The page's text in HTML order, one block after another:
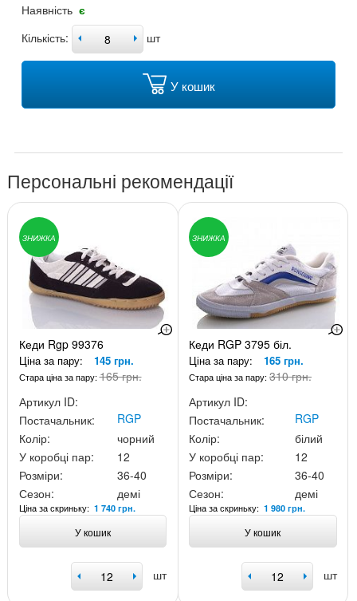
Наявність є
Кількість:
шт
У кошик
Персональні рекомендації
ЗНИЖКА
Кеди Rgp 99376
Ціна за пару: 145 грн.
Стара ціна за пару:165 грн.
Артикул ID:
Постачальник:
RGP
Колір:
чорний
У коробці пар:
12
Розміри:
36-40
Сезон:
демі
Ціна за скриньку: 1 740 грн.
У кошик
шт
ЗНИЖКА
Кеди RGP 3795 біл.
Ціна за пару: 165 грн.
Стара ціна за пару:310 грн.
Артикул ID:
Постачальник:
RGP
Колір:
білий
У коробці пар:
12
Розміри:
36-40
Сезон:
демі
Ціна за скриньку:1 980 грн.
У кошик
шт